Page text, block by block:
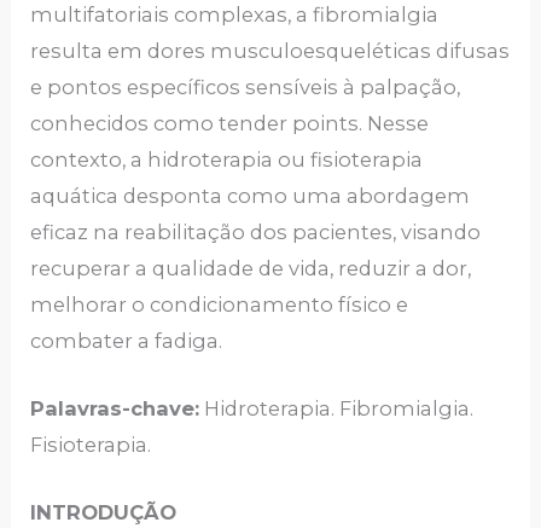
multifatoriais complexas, a fibromialgia
resulta em dores musculoesqueléticas difusas
e pontos específicos sensíveis à palpação,
conhecidos como tender points. Nesse
contexto, a hidroterapia ou fisioterapia
aquática desponta como uma abordagem
eficaz na reabilitação dos pacientes, visando
recuperar a qualidade de vida, reduzir a dor,
melhorar o condicionamento físico e
combater a fadiga.
Palavras-chave: Hidroterapia. Fibromialgia.
Fisioterapia.
INTRODUÇÃO